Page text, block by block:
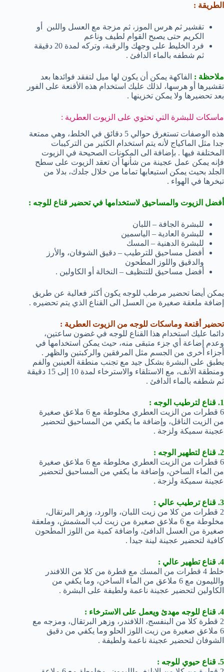
الطريقة :
تقشير ثم هرس الموز، ثم مزجة مع العسل واللبن أو
الكريم حتى يصبح القوام لطيف وناعم
فرد الخليط على وجهك والرقبة، وتركه لمدة 20 دقيقة
ثم شطفه بالماء الدافئ .
ملاحظة : الفاكهة يمكن أن يكون لها ميل لتفقد فوائدها بعد
تقشيرها أو هرسها، لذلك عليك استخدام هذه الأقنعة على الفور
بعد تحضيرها ولا يمكن تخزينها .
ماسكات للبشرة التي تحتوي على الزيوت العطرية :
هذه الوصفات تستغرق حوالي 5 دقائق في الخلط، وهي ممتعة
جدا مثل الماكياج لأنه يتم استخدام الكثير من التركيبات
المختلفة فيها . بإضافة الى المكونات الصحيحة في الزيوت
فإنه يمكن عمل عجينة من شأنها أن تعقد الزيوت على سطح
الجلد بحيث يمكن استيعابها تماما من خلال جلدك، بدلا من
تبخرها في الهواء .
أفضل الزيوت والمساحيق لاستخدامها في تحضير قناع للوجه :
للبشرة الجافة – اللبان
للبشرة العادية – الياسمين
للبشرة الدهنية – المسك
أفضل مساحيق للترطيب – دقيق الشوفان، والأرز
والدقيق واللوز المطحون
أفضل مساحيق للتنظيف – النخالة أو الكاولين .
يمكن أيضا تحضير مرطب للوجه يكون أكثر فعالية عن طريق
إضافة ملعقة صغيرة من العسل الى القناع الذي يتم تحضيره .
تحضير أقنعة وماسكات للوجه من الزيوت العطرية :
دائما عليك استخدام هذا القناع للوجه في غضون ساعتين،
وعدم إضاعة أي جزء متبقى منه، حيث يمكن استخدامها في
أجزاء أخرى من الجسم مثل المرفقين والركبتين والظهر .
يطبق على البشرة بشكل جيد مع تجنب منطقة العينين والفم
ومنطقة الأنف، مع الاستلقاء والاسترخاء لمدة 10 إلى 15 دقيقة
ثم شطفه بالماء الدافئ .
1. قناع لترطيب الوجه :
6 قطرات من الزيت العطري مخلوطة مع 6 ملاعق صغيرة
من الزيت الناقل، وإضافة ما يكفي من المساحيق لتحضير
عجينة سميكة ولزجة .
2. قناع لتطهير الوجه :
6 قطرات من الزيت العطري مخلوطة مع 6 ملاعق صغيرة
من الماء الساخن، وإضافة ما يكفي من المساحيق لتحضير
عجينة سميكة ولزجة .
3. قناع ترطيب عالي :
2 قطرات من كلا من زيت اللبان، والورد، وزهر البرتقال،
مخلوطة مع 6 ملاعق صغيرة من زيت لب المشمش، وملعقة
صغيرة من العسل الدافئ، واضافة كمية من اللوز المطحون
كافية لتحضير عجينة لينة جيدا .
4. قناع تطهير عالي :
خلط 4 قطرات من المسك مع قطرة من كلا من اللافندر
والليمون مع 6 ملاعق من الماء الساخن، وما يكفي من
الكاولين لتحضير عجينة ناعمة ولطيفة على البشرة .
4. قناع للوجه مهدئ ويعمل على الاسترخاء :
2 قطرة كلا من البنفسج، اللافندر، وزهر البرتقال، ومزجه مع
6 ملاعق صغيرة من زيت اللوز الحلو وما يكفي من دقيق
الشوفان لتحضير عجينة ناعمة ولطيفة .
5. قناع حيوي للوجه :